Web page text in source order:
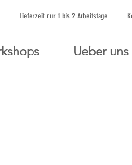
Lieferzeit nur 1 bis 2 Arbeitstage
Ueber uns